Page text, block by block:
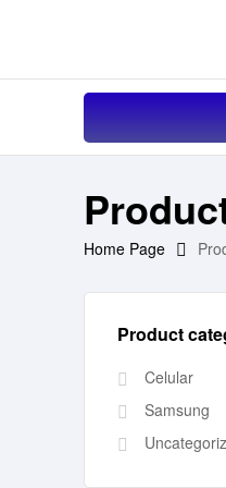
Home Page
Product
Celular
Samsung